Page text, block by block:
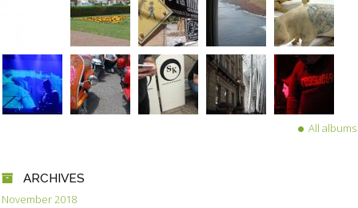
All albums
ARCHIVES
November 2018